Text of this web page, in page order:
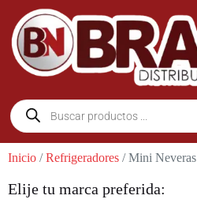
Inicio /Refrigeradores / Mini Neveras
Elije tu marca preferida: